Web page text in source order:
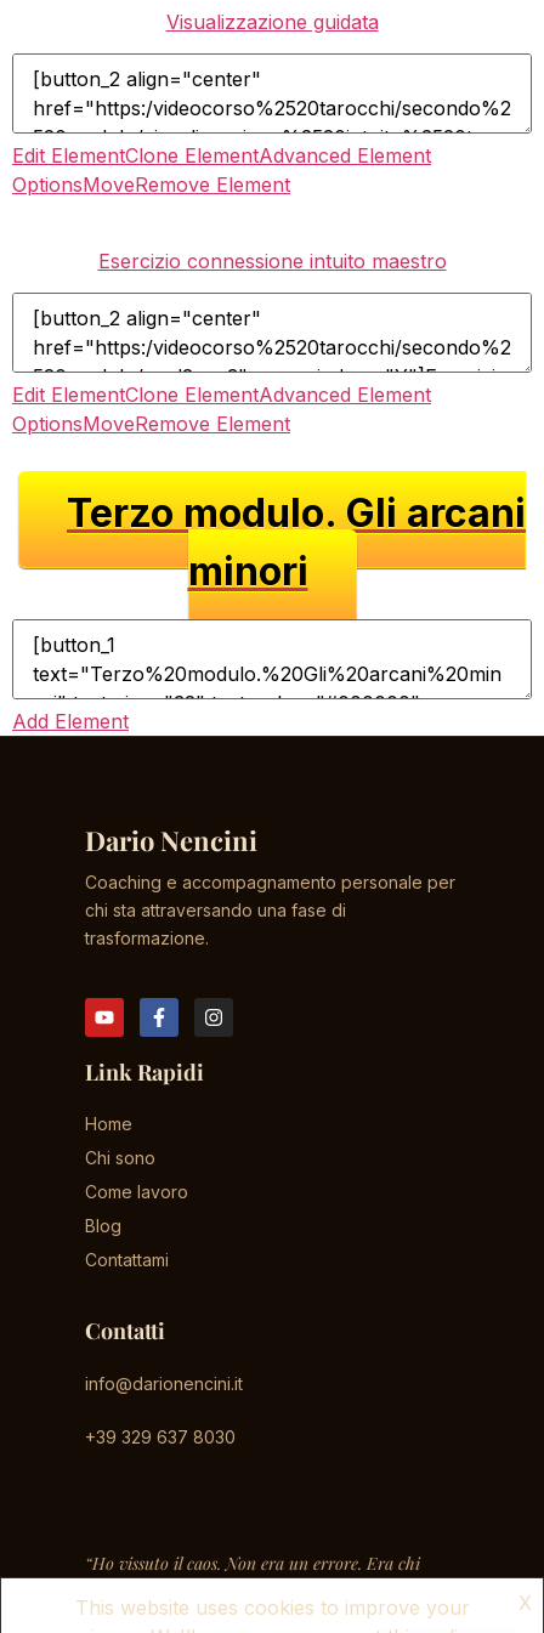
Visualizzazione guidata
Edit ElementClone ElementAdvanced Element
OptionsMoveRemove Element
Esercizio connessione intuito maestro
Edit ElementClone ElementAdvanced Element
OptionsMoveRemove Element
Terzo modulo. Gli arcani
minori
Add Element
Dario Nencini
Coaching e accompagnamento personale per
chi sta attraversando una fase di
trasformazione.
Link Rapidi
Home
Chi sono
Come lavoro
Blog
Contattami
Contatti
info@darionencini.it
+39 329 637 8030
“Ho vissuto il caos. Non era un errore. Era chi
This website uses cookies to improve your
X